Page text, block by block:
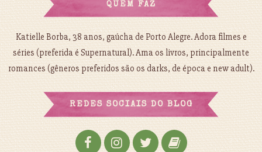
QUEM FAZ
Katielle Borba, 38 anos, gaúcha de Porto Alegre. Adora filmes e
séries (preferida é Supernatural). Ama os livros, principalmente
romances (gêneros preferidos são os darks, de época e new adult).
REDES SOCIAIS DO BLOG